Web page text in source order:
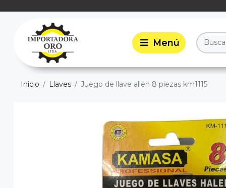
Inicio Llaves Juego de llave allen 8 piezas km1115